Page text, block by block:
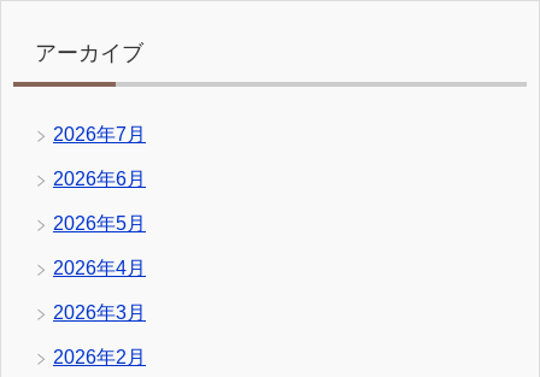
アーカイブ
2026年7月
2026年6月
2026年5月
2026年4月
2026年3月
2026年2月